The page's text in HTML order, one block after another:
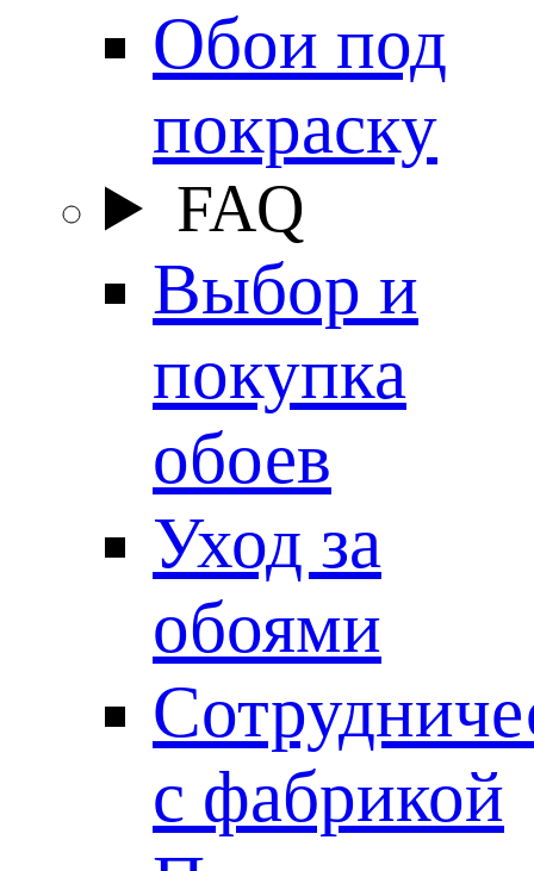
Обои под
покраску
FAQ
Выбор и
покупка
обоев
Уход за
обоями
с фабрикой